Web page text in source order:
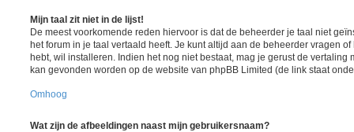
Mijn taal zit niet in de lijst!
De meest voorkomende reden hiervoor is dat de beheerder je taal niet
het forum in je taal vertaald heeft. Je kunt altijd aan de beheerder vragen
hebt, wil installeren. Indien het nog niet bestaat, mag je gerust de vertaling
kan gevonden worden op de website van phpBB Limited (de link staat
Omhoog
Wat zijn de afbeeldingen naast mijn gebruikersnaam?